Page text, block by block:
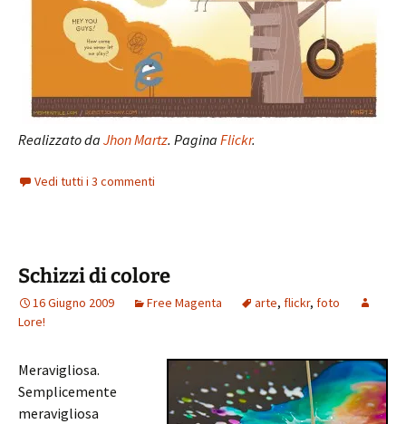
Realizzato da Jhon Martz. Pagina Flickr.
Vedi tutti i 3 commenti
Schizzi di colore
16 Giugno 2009 Free Magenta arte, flickr, foto
Lore!
Meravigliosa.
Semplicemente
meravigliosa